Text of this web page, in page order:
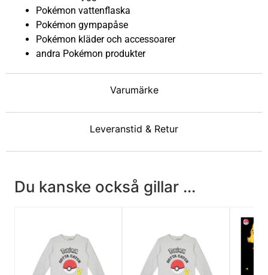
Varumärke
Leveranstid & Retur
Pokémon vattenflaska
Pokémon gympapåse
Pokémon kläder och accessoarer
andra Pokémon produkter
Du kanske också gillar ...